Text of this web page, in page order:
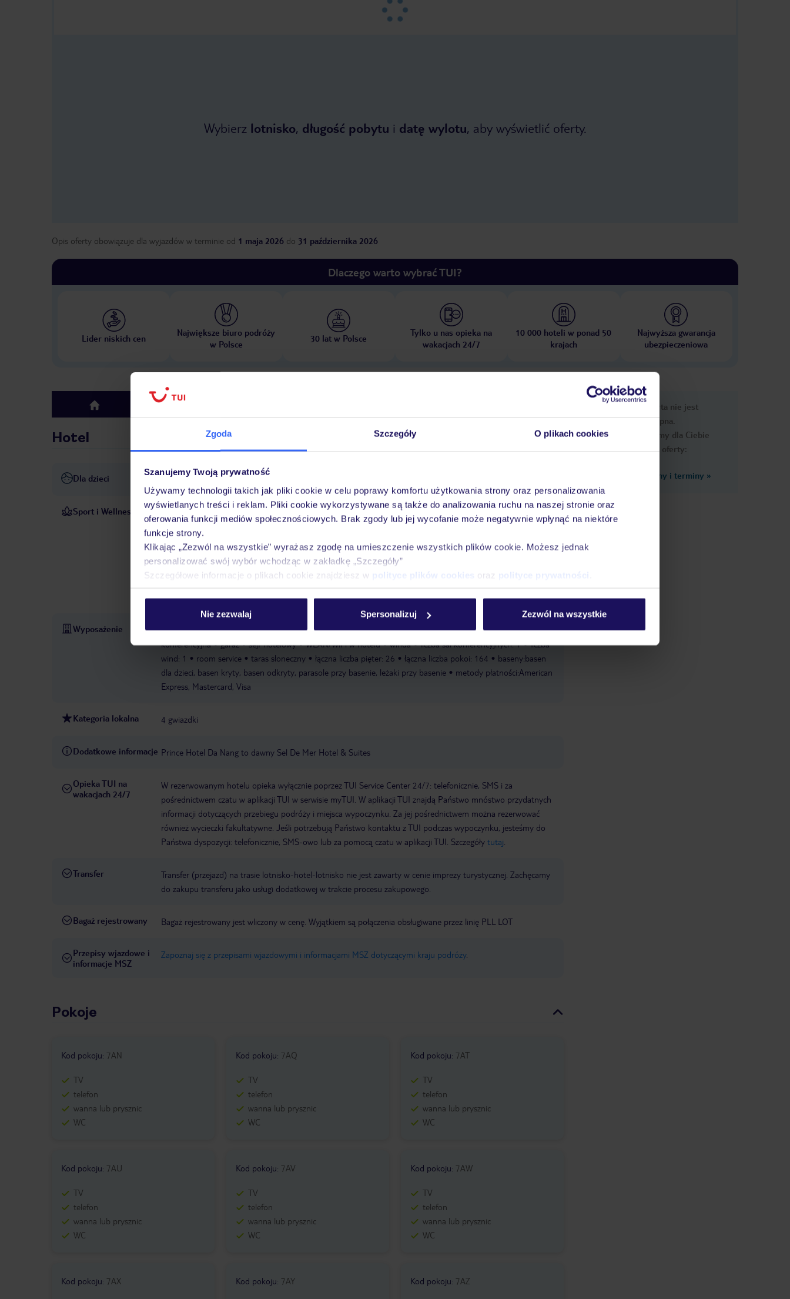
Zgoda Szczegóły O plikach cookies
Szanujemy Twoją prywatność
Używamy technologii takich jak pliki cookie w celu poprawy komfortu użytkowania strony oraz personalizowania
wyświetlanych treści i reklam. Pliki cookie wykorzystywane są także do analizowania ruchu na naszej stronie oraz
oferowania funkcji mediów społecznościowych. Brak zgody lub jej wycofanie może negatywnie wpłynąć na niektóre
funkcje strony.
Klikając „Zezwól na wszystkie” wyrażasz zgodę na umieszczenie wszystkich plików cookie. Możesz jednak
personalizować swój wybór wchodząc w zakładkę „Szczegóły”
Szczegółowe informacje o plikach cookie znajdziesz w polityce plików cookies oraz polityce prywatności
Nie zezwalaj Spersonalizuj Zezwól na wszystkie
Wybierz lotnisko, długość pobytu i datę wylotu, aby wyświetlić oferty.
Opis oferty obowiązuje dla wyjazdów w terminie od 1 maja 2026 do 31 października 2026
Dlaczego warto wybrać TUI?
Lider niskich cen
Największe biuro podróży
w Polsce
30 lat w Polsce
Tylko u nas opieka na
wakacjach 24/7
10 000 hoteli w ponad 50
krajach
Najwyższa gwarancja
ubezpieczeniowa
top
Hotel
Dla dzieci basen dla dzieci klub dla dzieci
Sport i Wellness
Oprócz krytych i odkrytych basenów na terenie obiektu znajduje się także basen dla dzieci. Na terenie obiektu
znajduje się wanna z hydromasażem, w której można zrelaksować mięśnie, a także bar przy basenie i bar
przekąskowy. Goście mogą zrelaksować się na tarasie słonecznym z leżakami i parasolami. Aktywni Goście
mogą zagrać w golfa. Siłownia i aerobik są częścią hotelowego programu sportowo-rekreacyjnego. Hotel
oferuje rozmaite udogodnienia odnowy biologicznej, takie jak spa, sauna, łaźnia parowa, łaźnia turecka i
saun: 1
Sauna Centrum odnowy biologicznej: bezpłatnie Whirlpool
Wyposażenie całodobowa recepcja parking zameldowanie od: 15:00:00 wymeldowanie do: 12:00:00
sala
konferencyjna
garaż sejf hotelowy WLAN/WiFi w hotelu winda liczba sal konferencyjnych: 1
liczba
wind: 1
room service taras słoneczny łączna liczba pięter: 26 łączna liczba pokoi: 164
baseny:basen
dla dzieci, basen kryty, basen odkryty, parasole przy basenie, leżaki przy basenie
metody płatności:American
Express, Mastercard, Visa
Kategoria lokalna 4 gwiazdki
Dodatkowe informacje Prince Hotel Da Nang to dawny Sel De Mer Hotel & Suites
Opieka TUI na
wakacjach 24/7
W rezerwowanym hotelu opieka wyłącznie poprzez TUI Service Center 24/7: telefonicznie, SMS i za
pośrednictwem czatu w aplikacji TUI w serwisie myTUI. W aplikacji TUI znajdą Państwo mnóstwo przydatnych
informacji dotyczących przebiegu podróży i miejsca wypoczynku. Za jej pośrednictwem można rezerwować
również wycieczki fakultatywne. Jeśli potrzebują Państwo kontaktu z TUI podczas wypoczynku, jesteśmy do
Państwa dyspozycji: telefonicznie, SMS-owo lub za pomocą czatu w aplikacji TUI. Szczegóły tutaj
Transfer
Transfer (przejazd) na trasie lotnisko-hotel-lotnisko nie jest zawarty w cenie imprezy turystycznej. Zachęcamy
do zakupu transferu jako usługi dodatkowej w trakcie procesu zakupowego.
Bagaż rejestrowany Bagaż rejestrowany jest wliczony w cenę. Wyjątkiem są połączenia obsługiwane przez linię PLL LOT
Przepisy wjazdowe i
informacje MSZ
Zapoznaj się z przepisami wjazdowymi i informacjami MSZ dotyczącymi kraju podróży.
Pokoje
Kod pokoju: 7AN
TV
telefon
wanna lub prysznic
WC
Kod pokoju: 7AQ
TV
telefon
wanna lub prysznic
WC
Kod pokoju: 7AT
TV
telefon
wanna lub prysznic
WC
Kod pokoju: 7AU
TV
telefon
wanna lub prysznic
WC
Kod pokoju: 7AV
TV
telefon
wanna lub prysznic
WC
Kod pokoju: 7AW
TV
telefon
wanna lub prysznic
WC
Kod pokoju: 7AX Kod pokoju: 7AY Kod pokoju: 7AZ
Ups, ta oferta nie jest
dostępna.
Przygotowaliśmy dla Ciebie
podobne oferty:
Zobacz inne ceny i terminy »